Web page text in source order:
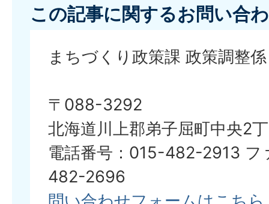
この記事に関するお問い合
まちづくり政策課 政策調整係
〒088-3292
北海道川上郡弟子屈町中央2
電話番号：015-482-2913 フ
482-2696